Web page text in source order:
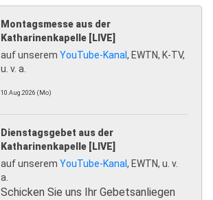
Montagsmesse aus der
Katharinenkapelle [LIVE]
auf unserem YouTube-Kanal, EWTN, K-TV,
u. v. a.
10.Aug.2026 (Mo)
Dienstagsgebet aus der
Katharinenkapelle [LIVE]
auf unserem YouTube-Kanal, EWTN, u. v.
a.
Schicken Sie uns Ihr Gebetsanliegen